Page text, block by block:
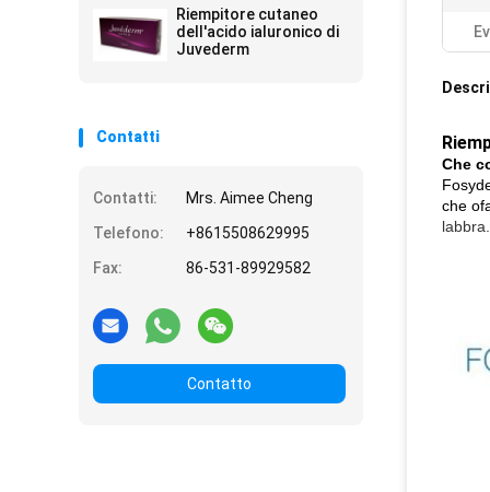
Riempitore cutaneo
dell'acido ialuronico di
Juvederm
Contatti
Contatti:
Mrs. Aimee Cheng
Telefono:
+8615508629995
Fax:
86-531-89929582
Contatto
Che
che